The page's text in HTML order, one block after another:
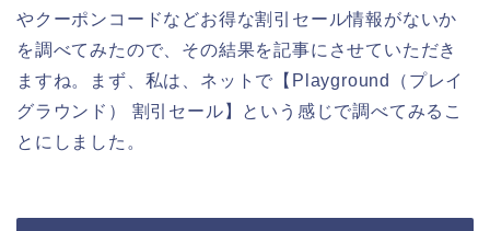
やクーポンコードなどお得な割引セール情報がないか
を調べてみたので、その結果を記事にさせていただき
ますね。まず、私は、ネットで【Playground（プレイ
グラウンド） 割引セール】という感じで調べてみるこ
とにしました。